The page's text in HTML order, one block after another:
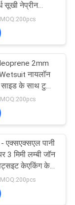
सूखी नेप्रीन
MOQ:200pcs
2mm
नायलॉन
साइड के साथ टुकड़े
MOQ:200pcs
एक्सएक्सएल पानी
3 मिमी लम्बी जॉन
केएकिंग के
MOQ:200pcs